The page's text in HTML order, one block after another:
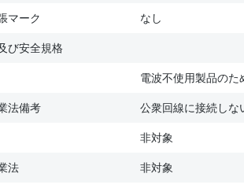
マーク
なし
び安全規格
電波不使用製品のた
法備考
公衆回線に接続しな
非対象
法
非対象